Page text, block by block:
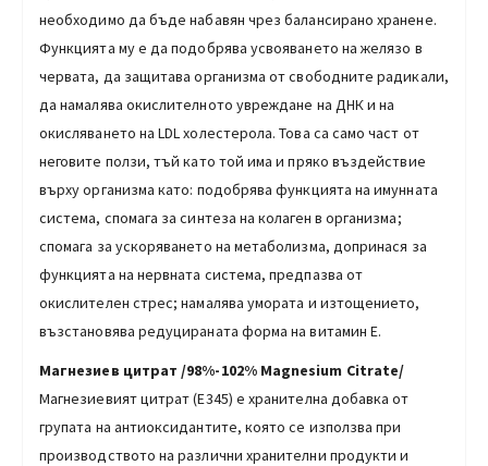
необходимо да бъде набавян чрез балансирано хранене.
Функцията му е да подобрява усвояването на желязо в
червата, да защитава организма от свободните радикали,
да намалява окислителното увреждане на ДНК и на
окисляването на LDL холестерола. Това са само част от
неговите ползи, тъй като той има и пряко въздействие
върху организма като: подобрява функцията на имунната
система, спомага за синтеза на колаген в организма;
спомага за ускоряването на метаболизма, допринася за
функцията на нервната система, предпазва от
окислителен стрес; намалява умората и изтощението,
възстановява редуцираната форма на витамин Е.
Магнезиев цитрат /98%-102% Magnesium Citrate/
Магнезиевият цитрат (Е345) е хранителна добавка от
групата на антиоксидантите, която се използва при
производството на различни хранителни продукти и